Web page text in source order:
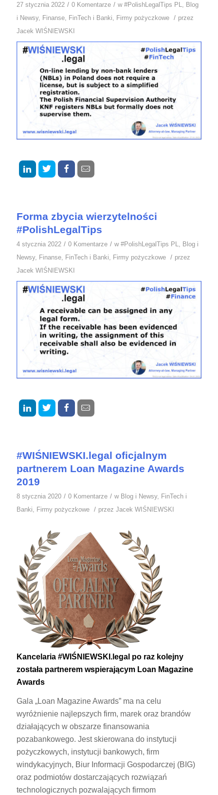
27 stycznia 2022 / 0 Komentarze / w #PolishLegalTips PL, Blog
i Newsy, Finanse, FinTech i Banki, Firmy pożyczkowe / przez
Jacek WIŚNIEWSKI
Forma zbycia wierzytelności
#PolishLegalTips
4 stycznia 2022 / 0 Komentarze / w #PolishLegalTips PL
Blog i
Newsy, Finanse, FinTech i Banki Firmy pożyczkowe / przez
Jacek WIŚNIEWSKI
#WIŚNIEWSKI.legal oficjalnym
partnerem Loan Magazine Awards
2019
8 stycznia 2020 / 0 Komentarze / w Blog i Newsy, FinTech i
Banki, Firmy pożyczkowe / przez Jacek WIŚNIEWSKI
Kancelaria #WIŚNIEWSKI.legal po raz kolejny
została partnerem wspierającym Loan Magazine
Awards
Gala „Loan Magazine Awards” ma na celu
wyróżnienie najlepszych firm, marek oraz brandów
działających w obszarze finansowania
pozabankowego. Jest skierowana do instytucji
pożyczkowych, instytucji bankowych, firm
windykacyjnych, Biur Informacji Gospodarczej (BIG)
oraz podmiotów dostarczających rozwiązań
technologicznych pozwalających firmom